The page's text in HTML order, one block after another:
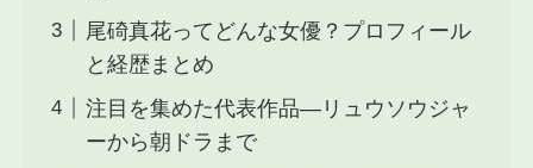
尾碕真花ってどんな女優？プロフィール
と経歴まとめ
注目を集めた代表作品—リュウソウジャ
ーから朝ドラまで